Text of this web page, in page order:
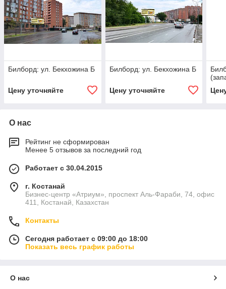
Билборд: ул. Бекхожина Б
Цену уточняйте
Билборд: ул. Бекхожина Б
Цену уточняйте
О нас
Рейтинг не сформирован
Менее 5 отзывов за последний год
Работает с 30.04.2015
г. Костанай
Бизнес-центр «Атриум», проспект Аль-Фараби, 74, офис
411, Костанай, Казахстан
Контакты
Сегодня работает с 09:00 до 18:00
Показать весь график работы
О нас